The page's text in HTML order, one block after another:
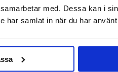
med. Dessa kan i
har samlat in när du har